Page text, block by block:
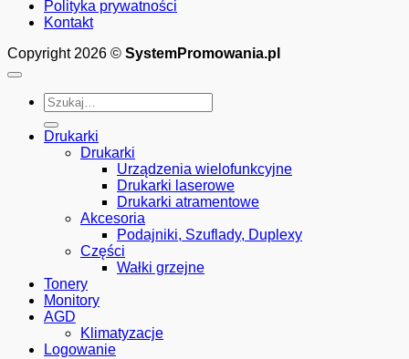
Polityka prywatności
Kontakt
Copyright 2026 © SystemPromowania.pl
Szukaj:
Drukarki
Drukarki
Urządzenia wielofunkcyjne
Drukarki laserowe
Drukarki atramentowe
Akcesoria
Podajniki, Szuflady, Duplexy
Części
Wałki grzejne
Tonery
Monitory
AGD
Klimatyzacje
Logowanie